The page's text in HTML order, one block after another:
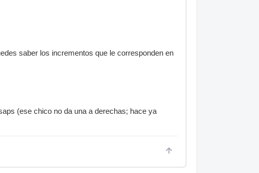
saber los incrementos que le corresponden en
(ese chico no da una a derechas; hace ya